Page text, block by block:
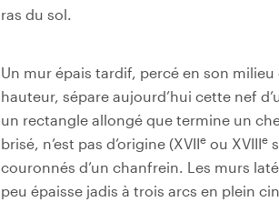
ras du sol.
Un mur épais tardif, percé en son
hauteur, sépare aujourd’hui cette nef
un rectangle allongé que termine un
brisé, n’est pas d’origine (XVIIe ou XVIIIe
couronnés d’un chanfrein. Les murs
peu épaisse jadis à trois arcs en plein